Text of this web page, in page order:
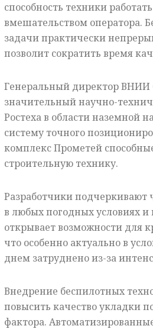
способность техники
вмешательством оператора.
задачи практически
позволит сократить время
Генеральный директор
значительный научно-
Ростеха в области наземной
систему точного
комплекс Прометей
строительную технику.
Разработчики подчеркивают
в любых погодных условиях
открывает возможности для
что особенно актуально в
днем затруднено из-за
Внедрение беспилотных
повысить качество укладки
фактора.